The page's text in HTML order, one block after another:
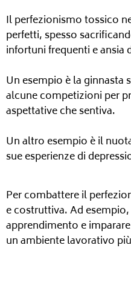
Il perfezionismo tossico
perfetti, spesso
infortuni frequenti e ansia
Un esempio è la ginnasta
alcune competizioni per
aspettative che sentiva.
Un altro esempio è il
sue esperienze di
Per combattere il
e costruttiva. Ad
apprendimento e
un ambiente lavorativo